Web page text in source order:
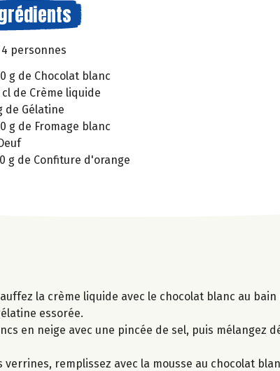
4 personnes
g de Chocolat blanc
cl de Crème liquide
de Gélatine
g de Fromage blanc
g de Confiture d'orange
la crème liquide avec le chocolat blanc au
essorée.
en neige avec une pincée de sel, puis mélangez
remplissez avec la mousse au chocolat